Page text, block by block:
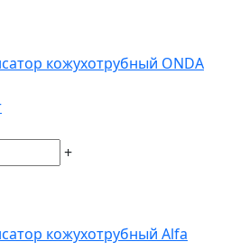
кожухотрубный ONDA
+
кожухотрубный Alfa